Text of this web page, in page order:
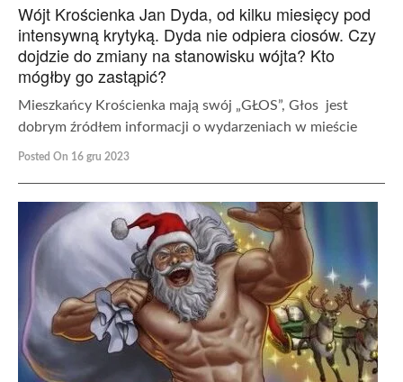
Wójt Krościenka Jan Dyda, od kilku miesięcy pod
intensywną krytyką. Dyda nie odpiera ciosów. Czy
dojdzie do zmiany na stanowisku wójta? Kto
mógłby go zastąpić?
Mieszkańcy Krościenka mają swój „GŁOS”, Głos jest
dobrym źródłem informacji o wydarzeniach w mieście
Posted On 16 gru 2023